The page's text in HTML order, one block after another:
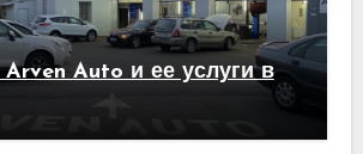
Auto и ее услуги в